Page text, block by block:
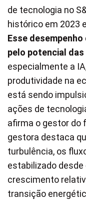
de tecnologia no
histórico em 2023
Esse
pelo potencial
especialmente a
produtividade na
está sendo
ações de
afirma o gestor do
gestora destaca
turbulência, os
estabilizado desde
crescimento
transição